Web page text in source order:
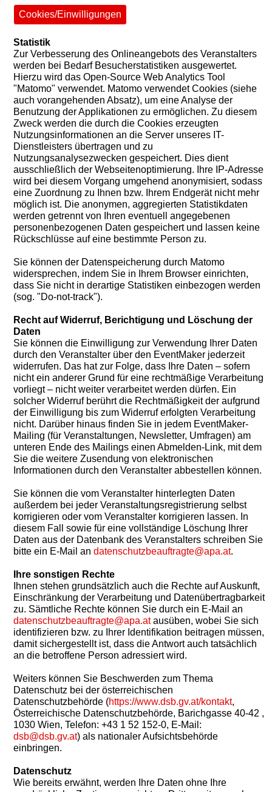
Cookies/Einwilligungen
Statistik
Zur Verbesserung des Onlineangebots des Veranstalters
werden bei Bedarf Besucherstatistiken ausgewertet.
Hierzu wird das Open-Source Web Analytics Tool
"Matomo" verwendet. Matomo verwendet Cookies (siehe
auch vorangehenden Absatz), um eine Analyse der
Benutzung der Applikationen zu ermöglichen. Zu diesem
Zweck werden die durch die Cookies erzeugten
Nutzungsinformationen an die Server unseres IT-
Dienstleisters übertragen und zu
Nutzungsanalysezwecken gespeichert. Dies dient
ausschließlich der Webseitenoptimierung. Ihre IP-Adresse
wird bei diesem Vorgang umgehend anonymisiert, sodass
eine Zuordnung zu Ihnen bzw. Ihrem Endgerät nicht mehr
möglich ist. Die anonymen, aggregierten Statistikdaten
werden getrennt von Ihren eventuell angegebenen
personenbezogenen Daten gespeichert und lassen keine
Rückschlüsse auf eine bestimmte Person zu.
Sie können der Datenspeicherung durch Matomo
widersprechen, indem Sie in Ihrem Browser einrichten,
dass Sie nicht in derartige Statistiken einbezogen werden
(sog. "Do-not-track").
Recht auf Widerruf, Berichtigung und Löschung der
Daten
Sie können die Einwilligung zur Verwendung Ihrer Daten
durch den Veranstalter über den EventMaker jederzeit
widerrufen. Das hat zur Folge, dass Ihre Daten – sofern
nicht ein anderer Grund für eine rechtmäßige Verarbeitung
vorliegt – nicht weiter verarbeitet werden dürfen. Ein
solcher Widerruf berührt die Rechtmäßigkeit der aufgrund
der Einwilligung bis zum Widerruf erfolgten Verarbeitung
nicht. Darüber hinaus finden Sie in jedem EventMaker-
Mailing (für Veranstaltungen, Newsletter, Umfragen) am
unteren Ende des Mailings einen Abmelden-Link, mit dem
Sie die weitere Zusendung von elektronischen
Informationen durch den Veranstalter abbestellen können.
Sie können die vom Veranstalter hinterlegten Daten
außerdem bei jeder Veranstaltungsregistrierung selbst
korrigieren oder vom Veranstalter korrigieren lassen. In
diesem Fall sowie für eine vollständige Löschung Ihrer
Daten aus der Datenbank des Veranstalters schreiben Sie
bitte ein E-Mail an datenschutzbeauftragte@apa.at.
Ihre sonstigen Rechte
Ihnen stehen grundsätzlich auch die Rechte auf Auskunft,
Einschränkung der Verarbeitung und Datenübertragbarkeit
zu. Sämtliche Rechte können Sie durch ein E-Mail an
datenschutzbeauftragte@apa.atausüben, wobei Sie sich
identifizieren bzw. zu Ihrer Identifikation beitragen müssen,
damit sichergestellt ist, dass die Antwort auch tatsächlich
an die betroffene Person adressiert wird.
Weiters können Sie Beschwerden zum Thema
Datenschutz bei der österreichischen
Datenschutzbehörde (https://www.dsb.gv.at/kontakt,
Österreichische Datenschutzbehörde, Barichgasse 40-42 ,
1030 Wien, Telefon: +43 1 52 152-0, E-Mail:
dsb@dsb.gv.at) als nationaler Aufsichtsbehörde
einbringen.
Datenschutz
Wie bereits erwähnt, werden Ihre Daten ohne Ihre